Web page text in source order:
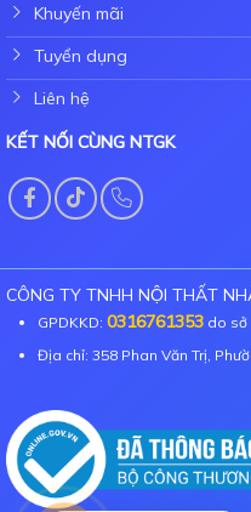
Khuyến mãi
Tuyển dụng
Liên hệ
KẾT NỐI CÙNG NTGK
CÔNG TY TNHH NỘI THẤT
GPDKKD: 0316761353 do sở
Địa chỉ: 358 Phan Văn Trị,